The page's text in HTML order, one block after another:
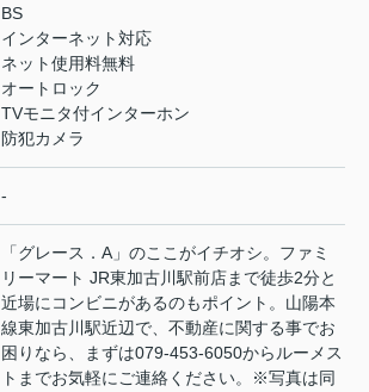
BS
インターネット対応
ネット使用料無料
オートロック
TVモニタ付インターホン
防犯カメラ
-
「グレース．A」のここがイチオシ。ファミ
リーマート JR東加古川駅前店まで徒歩2分と
近場にコンビニがあるのもポイント。山陽本
線東加古川駅近辺で、不動産に関する事でお
困りなら、まずは079-453-6050からルーメス
トまでお気軽にご連絡ください。※写真は同